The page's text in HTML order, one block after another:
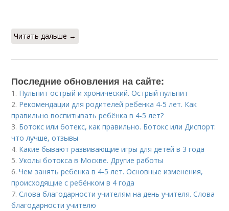
Читать дальше →
Последние обновления на сайте:
1. Пульпит острый и хронический. Острый пульпит
2. Рекомендации для родителей ребенка 4-5 лет. Как
правильно воспитывать ребёнка в 4-5 лет?
3. Ботокс или ботекс, как правильно. Ботокс или Диспорт:
что лучше, отзывы
4. Какие бывают развивающие игры для детей в 3 года
5.Уколы ботокса в Москве. Другие работы
6.Чем занять ребенка в 4-5 лет. Основные изменения,
происходящие с ребёнком в 4 года
7.Слова благодарности учителям на день учителя. Слова
благодарности учителю